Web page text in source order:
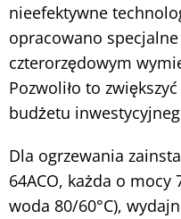
nieefektywne
opracowano
czterorzędowym
Pozwoliło to
budżetu
Dla ogrzewania
64ACO, każda o mocy
woda 80/60°C),